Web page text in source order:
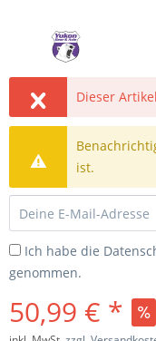
Dieser
ist.
Ich habe die
genommen.
50,99 € *